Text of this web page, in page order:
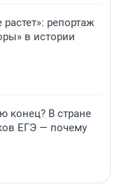
репортаж
в истории
конец? В стране
ЕГЭ — почему